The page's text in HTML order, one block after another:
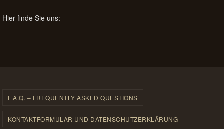
Hier finde Sie uns:
F.A.Q. – FREQUENTLY ASKED QUESTIONS
KONTAKTFORMULAR UND DATENSCHUTZERKLÄRUNG